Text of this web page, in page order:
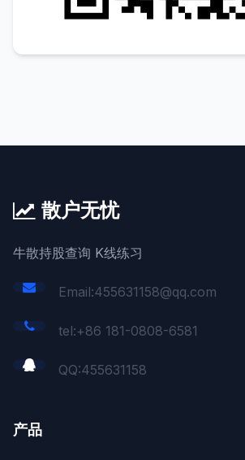
散户无忧
牛散持股查询 K线练习
Email:455631158@qq.com
tel:+86 181-0808-6581
QQ:455631158
产品